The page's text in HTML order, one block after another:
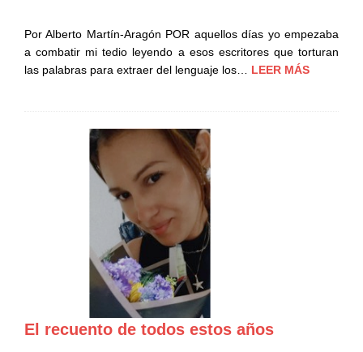
Por Alberto Martín-Aragón POR aquellos días yo empezaba
a combatir mi tedio leyendo a esos escritores que torturan
las palabras para extraer del lenguaje los… LEER MÁS
El recuento de todos estos años